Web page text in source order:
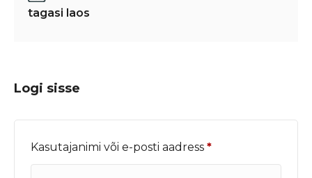
tagasi laos
Logi sisse
Kasutajanimi või e-posti aadress *Nõutud